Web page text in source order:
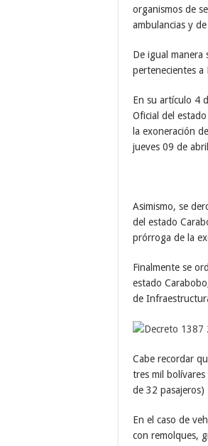
organismos de
ambulancias y
De igual manera
pertenecientes a
En su artículo 4
Oficial del
la exoneración
jueves 09 de
Asimismo, se
del estado
prórroga de la
Finalmente se
estado
de
Cabe recordar
tres mil
de 32
En el caso de
con remolques,